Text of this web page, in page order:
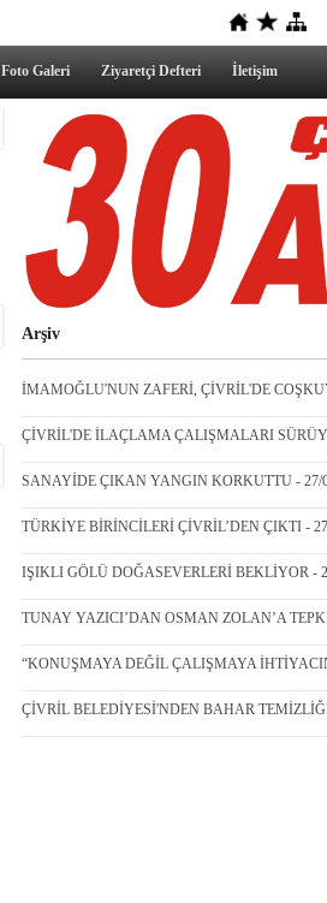
Foto Galeri Ziyaretçi Defteri İletişim
Arşiv
İMAMOĞLU'NUN ZAFERİ, ÇİVRİL'DE
ÇİVRİL'DE İLAÇLAMA ÇALIŞMALARI
SANAYİDE ÇIKAN YANGIN KORKUTTU - 27/
TÜRKİYE BİRİNCİLERİ ÇİVRİL’DEN ÇIKTI -
IŞIKLI GÖLÜ DOĞASEVERLERİ BEKLİYOR -
TUNAY YAZICI’DAN OSMAN ZOLAN’A
“KONUŞMAYA DEĞİL ÇALIŞMAYA
ÇİVRİL BELEDİYESİ'NDEN BAHAR